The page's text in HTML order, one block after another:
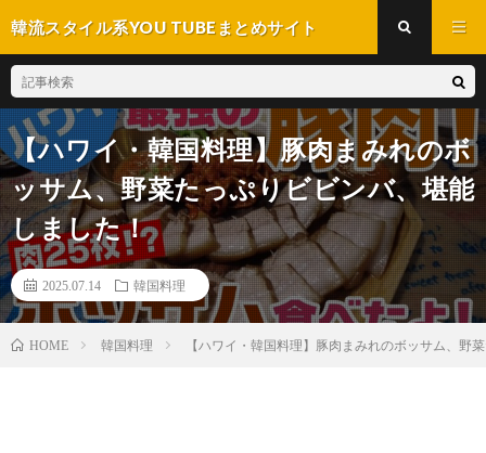
韓流スタイル系YOU TUBEまとめサイト
【ハワイ・韓国料理】豚肉まみれのボ
ッサム、野菜たっぷりビビンバ、堪能
しました！
2025.07.14 韓国料理
HOME 韓国料理 【ハワイ・韓国料理】豚肉まみれのボッサム、野